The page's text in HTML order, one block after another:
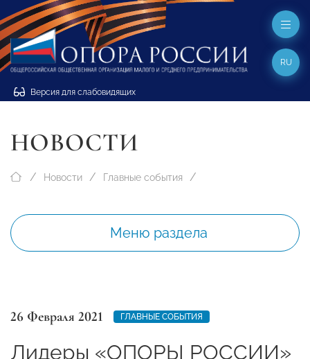
Версия для слабовидящих
RU
НОВОСТИ
Новости Главные события
Меню раздела
26 Февраля 2021 ГЛАВНЫЕ СОБЫТИЯ
Лидеры «ОПОРЫ РОССИИ»